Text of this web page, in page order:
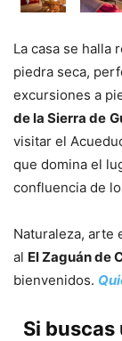
La casa se halla
piedra seca,
excursiones a
de la Sierra de
visitar el
que domina el
confluencia de
Naturaleza, arte
al El Zaguán de
bienvenidos.
Si